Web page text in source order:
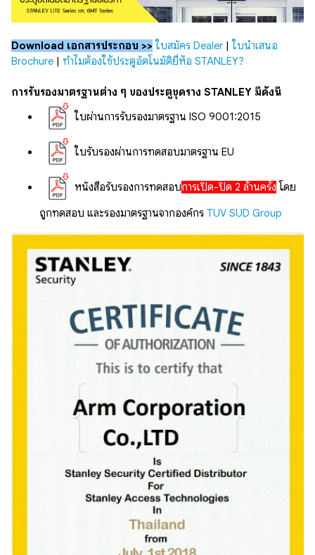
Download เอกสารประกอบ >> ใบสมัคร Dealer | ใบนำเสนอ
Brochure | ทำไมต้องใช้ประตูอัตโนมัติยี่ห้อ STANLEY?
การรับรองมาตรฐานต่าง ๆ ของประตูชุดราง STANLEY มีดังนี้
ใบผ่านการรับรองมาตรฐาน ISO 9001:2015
ใบรับรองผ่านการทดสอบมาตรฐาน EU
หนังสือรับรองการทดสอบการเปิด-ปิด 2 ล้านครั้ง โดย
ถูกทดสอบ และรองมาตรฐานจากองค์กร TUV SUD Group